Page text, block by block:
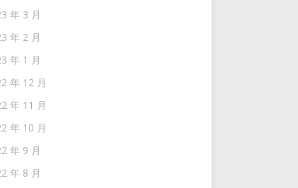
年 3 月
年 2 月
年 1 月
年 12 月
年 11 月
年 10 月
年 9 月
年 8 月